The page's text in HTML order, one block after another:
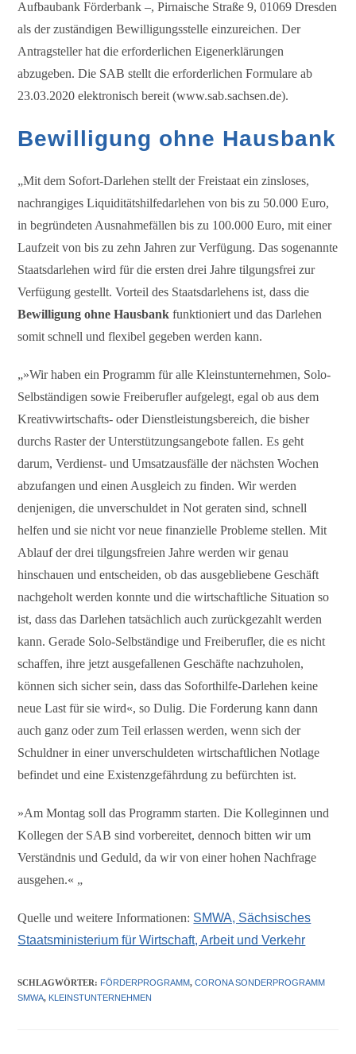
Aufbaubank Förderbank –, Pirnaische Straße 9, 01069 Dresden
als der zuständigen Bewilligungsstelle einzureichen. Der
Antragsteller hat die erforderlichen Eigenerklärungen
abzugeben. Die SAB stellt die erforderlichen Formulare ab
23.03.2020 elektronisch bereit (www.sab.sachsen.de).
Bewilligung ohne Hausbank
„Mit dem Sofort-Darlehen stellt der Freistaat ein zinsloses,
nachrangiges Liquiditätshilfedarlehen von bis zu 50.000 Euro,
in begründeten Ausnahmefällen bis zu 100.000 Euro, mit einer
Laufzeit von bis zu zehn Jahren zur Verfügung. Das sogenannte
Staatsdarlehen wird für die ersten drei Jahre tilgungsfrei zur
Verfügung gestellt. Vorteil des Staatsdarlehens ist, dass die
Bewilligung ohne Hausbank funktioniert und das Darlehen
somit schnell und flexibel gegeben werden kann.
„»Wir haben ein Programm für alle Kleinstunternehmen, Solo-
Selbständigen sowie Freiberufler aufgelegt, egal ob aus dem
Kreativwirtschafts- oder Dienstleistungsbereich, die bisher
durchs Raster der Unterstützungsangebote fallen. Es geht
darum, Verdienst- und Umsatzausfälle der nächsten Wochen
abzufangen und einen Ausgleich zu finden. Wir werden
denjenigen, die unverschuldet in Not geraten sind, schnell
helfen und sie nicht vor neue finanzielle Probleme stellen. Mit
Ablauf der drei tilgungsfreien Jahre werden wir genau
hinschauen und entscheiden, ob das ausgebliebene Geschäft
nachgeholt werden konnte und die wirtschaftliche Situation so
ist, dass das Darlehen tatsächlich auch zurückgezahlt werden
kann. Gerade Solo-Selbständige und Freiberufler, die es nicht
schaffen, ihre jetzt ausgefallenen Geschäfte nachzuholen,
können sich sicher sein, dass das Soforthilfe-Darlehen keine
neue Last für sie wird«, so Dulig. Die Forderung kann dann
auch ganz oder zum Teil erlassen werden, wenn sich der
Schuldner in einer unverschuldeten wirtschaftlichen Notlage
befindet und eine Existenzgefährdung zu befürchten ist.
»Am Montag soll das Programm starten. Die Kolleginnen und
Kollegen der SAB sind vorbereitet, dennoch bitten wir um
Verständnis und Geduld, da wir von einer hohen Nachfrage
ausgehen.« „
Quelle und weitere Informationen: SMWA, Sächsisches
Staatsministerium für Wirtschaft, Arbeit und Verkehr
SCHLAGWÖRTER: FÖRDERPROGRAMM, CORONA SONDERPROGRAMM
SMWA, KLEINSTUNTERNEHMEN